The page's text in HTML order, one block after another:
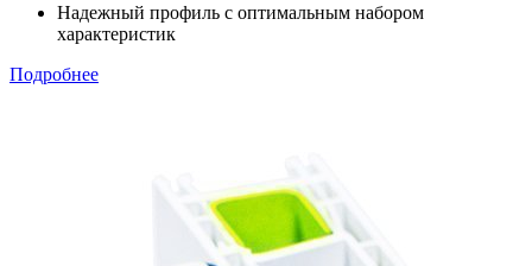
Надежный профиль с оптимальным набором
характеристик
Подробнее